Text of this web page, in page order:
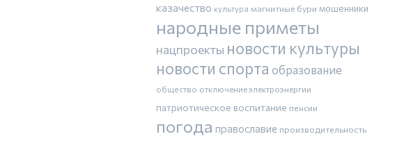
казачество культура магнитные бури мошенники
народные приметы
нацпроекты новости культуры
новости спорта образование
общество отключение электроэнергии
патриотическое воспитание пенсии
погода православие производительность